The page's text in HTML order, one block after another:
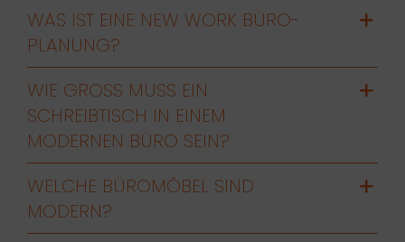
WAS IST EINE NEW WORK BÜRO-
PLANUNG?
WIE GROSS MUSS EIN S
CHREIBTISCH IN EINEM M
ODERNEN BÜRO SEIN?
WELCHE BÜROMÖBEL SIND
MODERN?